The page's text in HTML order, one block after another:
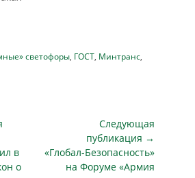
с
Autonews.ru, для
динамические…
В
60
и
светофоры, ГОСТ, Минтранс,
в
о
Следующая
публикация →
Следующая
публикация
«Глобал-Безопасность»
на Форуме «Армия